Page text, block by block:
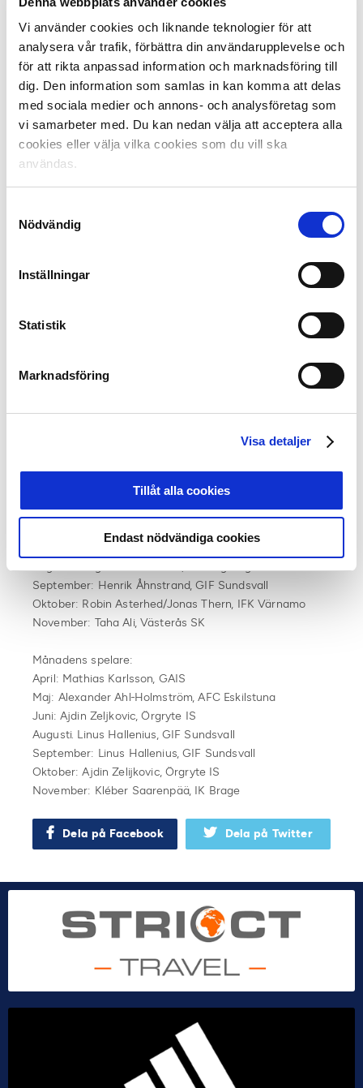
Vi använder cookies och liknande teknologier för att
analysera vår trafik, förbättra din användarupplevelse och
för att rikta anpassad information och marknadsföring till
dig. Den information som samlas in kan komma att delas
med sociala medier och annons- och analysföretag som
vi samarbeter med. Du kan nedan välja att acceptera alla
cookies eller välja vilka cookies som du vill ska
användas.
Nödvändig
Inställningar
Statistik
Marknadsföring
Visa detaljer
Tillåt alla cookies
Endast nödvändiga cookies
utses.
Varje vinnare får 10 000 kronor från elitfotbollens
huvudsponsor Unibet, att skänka till ett
samhällsengagemang i klubben.
Alla vinnare i Allsvenskan 2021:
Månandes tränare:
April: Kim Bergstrand/Thomas Lagerlöf, Djurgårdens IF
September: Henrik Rydström, Kalmar FF
November: Bartosz Grzelak, AIK
April: Aslak Fonn Witry, Djurgårdens IF
Augusti: Alexander Milosevic, AIK
Oktober: Carljohan Eriksson, Mjällby AIF
Alla vinnare Superettan 2021:
Månadens tränare:
April: Stefan Jacobsson, GAIS
Juni: Billy Magnusson, Landskrona BoIS
September: Henrik Åhnstrand, GIF Sundsvall
Oktober: Robin Asterhed/Jonas Thern, IFK Värnamo
November: Taha Ali, Västerås SK
Månadens spelare:
April: Mathias Karlsson, GAIS
Maj: Alexander Ahl-Holmström, AFC Eskilstuna
Juni: Ajdin Zeljkovic, Örgryte IS
Augusti. Linus Hallenius, GIF Sundsvall
September: Linus Hallenius, GIF Sundsvall
Oktober: Ajdin Zelijkovic, Örgryte IS
November: Kléber Saarenpää, IK Brage
Dela på Facebook Dela på Twitter